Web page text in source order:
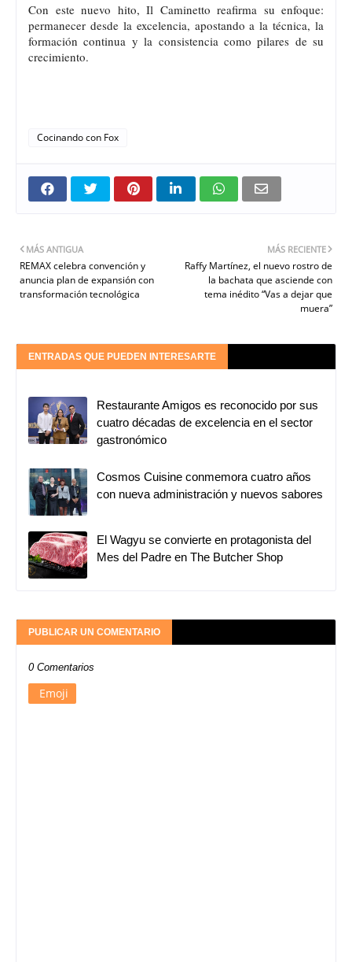
Con este nuevo hito, Il Caminetto reafirma su enfoque:
permanecer desde la excelencia, apostando a la técnica, la
formación continua y la consistencia como pilares de su
crecimiento.
Cocinando con Fox
MÁS RECIENTE
Raffy Martínez, el nuevo rostro de
la bachata que asciende con
tema inédito “Vas a dejar que
muera”
MÁS ANTIGUA
REMAX celebra convención y
anuncia plan de expansión con
transformación tecnológica
ENTRADAS QUE PUEDEN INTERESARTE
Restaurante Amigos es reconocido por sus
cuatro décadas de excelencia en el sector
gastronómico
Cosmos Cuisine conmemora cuatro años
con nueva administración y nuevos sabores
El Wagyu se convierte en protagonista del
Mes del Padre en The Butcher Shop
PUBLICAR UN COMENTARIO
0 Comentarios
Emoji